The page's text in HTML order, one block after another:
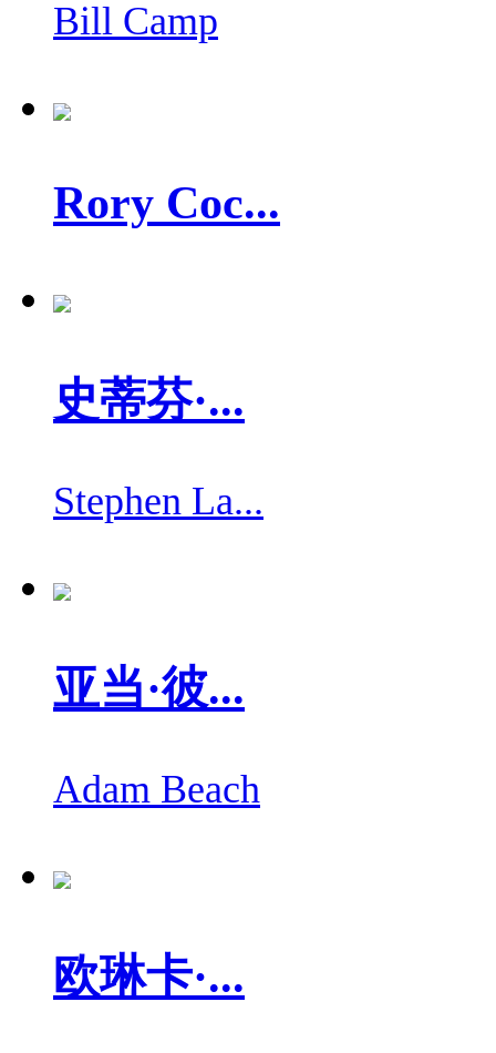
Bill Camp
Rory Coc...
史蒂芬·...
Stephen La...
亚当·彼...
Adam Beach
欧琳卡·...